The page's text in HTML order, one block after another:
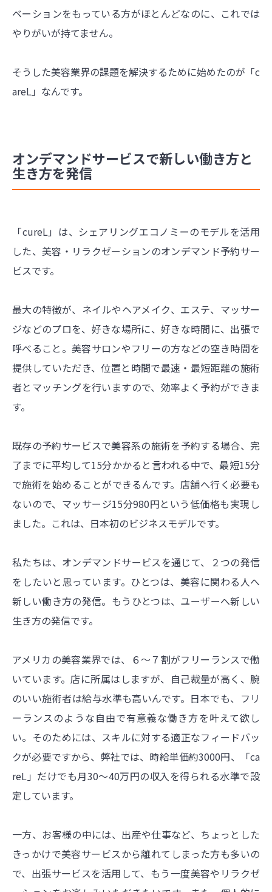
ベーションをもっている方がほとんどなのに、これでは
やりがいが持てません。
そうした美容業界の課題を解決するために始めたのが「c
areL」なんです。
オンデマンドサービスで新しい働き方と
生き方を発信
「cureL」は、シェアリングエコノミーのモデルを活用
した、美容・リラクゼーションのオンデマンド予約サー
ビスです。
最大の特徴が、ネイルやヘアメイク、エステ、マッサー
ジなどのプロを、好きな場所に、好きな時間に、出張で
呼べること。美容サロンやフリーの方などの空き時間を
提供していただき、位置と時間で最速・最短距離の施術
者とマッチングを行いますので、効率よく予約ができま
す。
既存の予約サービスで美容系の施術を予約する場合、完
了までに平均して15分かかると言われる中で、最短15分
で施術を始めることができるんです。店舗へ行く必要も
ないので、マッサージ15分980円という低価格も実現し
ました。これは、日本初のビジネスモデルです。
私たちは、オンデマンドサービスを通じて、２つの発信
をしたいと思っています。ひとつは、美容に関わる人へ
新しい働き方の発信。もうひとつは、ユーザーへ新しい
生き方の発信です。
アメリカの美容業界では、６〜７割がフリーランスで働
いています。店に所属はしますが、自己裁量が高く、腕
のいい施術者は給与水準も高いんです。日本でも、フリ
ーランスのような自由で有意義な働き方を叶えて欲し
い。そのためには、スキルに対する適正なフィードバッ
クが必要ですから、弊社では、時給単価約3000円、「ca
reL」だけでも月30〜40万円の収入を得られる水準で設
定しています。
一方、お客様の中には、出産や仕事など、ちょっとした
きっかけで美容サービスから離れてしまった方も多いの
で、出張サービスを活用して、もう一度美容やリラクゼ